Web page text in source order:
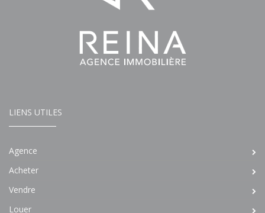
LIENS UTILES
Agence
Acheter
Vendre
Louer